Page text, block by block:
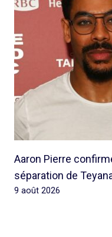
Aaron Pierre
séparation de
9 août 2026